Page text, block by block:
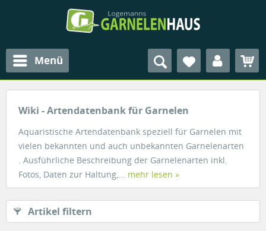
Menü
Wiki - Artendatenbank für Garnelen
Aquaristische Artendatenbank speziell für Garnelen mit
vielen bekannten und auch unbekannten Garnelenarten
. Ausführliche Beschreibung der Garnelenarten inkl.
Fotos, Daten zur Haltung,... mehr lesen »
Artikel filtern